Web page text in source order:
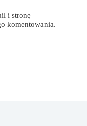
i stronę
komentowania.